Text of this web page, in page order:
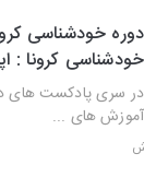
دوره خودشناسی
خودشناسی کرونا :
در سری پادکست های
آموزش های ...